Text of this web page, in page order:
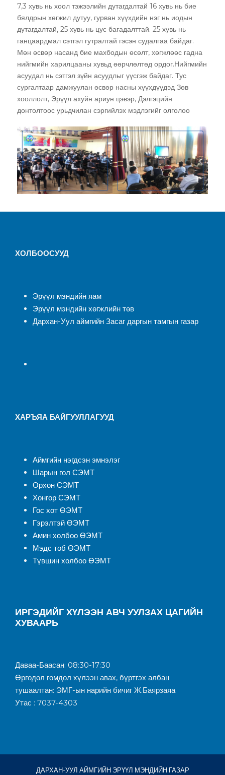
7,3 хувь нь хоол тэжээлийн дутагдалтай 16 хувь нь бие
бялдрын хөгжил дутуу, гурван хүүхдийн нэг нь иодын
дутагдалтай, 25 хувь нь цус багадалттай. 25 хувь нь
ганцаардмал сэтгэл гутралтай гэсэн судалгаа байдаг.
Мөн өсвөр насанд бие махбодын өсөлт, хөгжлөөс гадна
нийгмийн харилцааны хувьд өөрчлөлтөд ордог.Нийгмийн
асуудал нь сэтгэл зүйн асуудлыг үүсгэж байдаг. Тус
сургалтаар дамжуулан өсвөр насны хүүхдүүдэд Зөв
хооллолт, Эрүүл ахуйн ариун цэвэр, Дэлгэцийн
донтолтоос урьдчилан сэргийлэх мэдлэгийг олголоо
ХОЛБООСУУД
Эрүүл мэндийн яам
Эрүүл мэндийн хөгжлийн төв
Дархан-Уул аймгийн Засаг даргын тамгын газар
ХАРЪЯА БАЙГУУЛЛАГУУД
Аймгийн нэгдсэн эмнэлэг
Шарын гол СЭМТ
Орхон СЭМТ
Хонгор СЭМТ
Гос хот ӨЭМТ
Гэрэлтэй ӨЭМТ
Амин холбоо ӨЭМТ
Мэдс тоб ӨЭМТ
Түвшин холбоо ӨЭМТ
ИРГЭДИЙГ ХҮЛЭЭН АВЧ УУЛЗАХ ЦАГИЙН
ХУВААРЬ
Даваа-Баасан: 08:30-17:30
Өргөдөл гомдол хүлээн авах, бүртгэх албан
тушаалтан: ЭМГ-ын нарийн бичиг Ж.Баярзаяа
Утас : 7037-4303
ДАРХАН-УУЛ АЙМГИЙН ЭРҮҮЛ МЭНДИЙН ГАЗАР